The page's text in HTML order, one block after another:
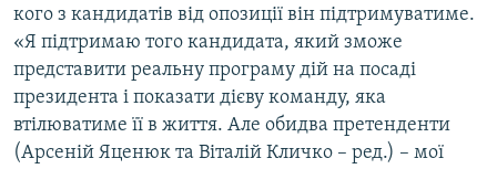
кого з кандидатів від опозиції він підтримуватиме.
«Я підтримаю того кандидата, який зможе
представити реальну програму дій на посаді
президента і показати дієву команду, яка
втілюватиме її в життя. Але обидва претенденти
(Арсеній Яценюк та Віталій Кличко – ред.) – мої